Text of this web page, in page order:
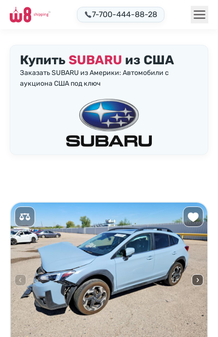
7-700-444-88-28
Купить SUBARU из США
Заказать SUBARU из Америки: Автомобили с
аукциона США под ключ